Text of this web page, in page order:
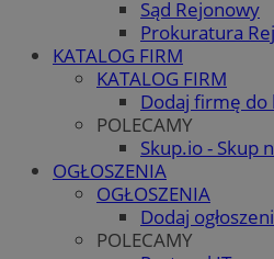
Sąd Rejonowy
Prokuratura
KATALOG FIRM
KATALOG FIRM
Dodaj firmę do
POLECAMY
Skup.io - Skup
OGŁOSZENIA
OGŁOSZENIA
Dodaj
POLECAMY